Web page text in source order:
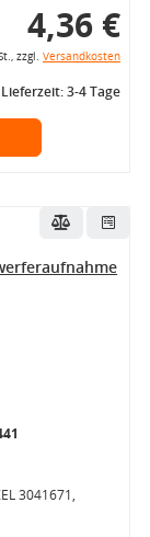
4,36 €
zzgl. Versandkosten
Lieferzeit: 3-4 Tage
3041671,